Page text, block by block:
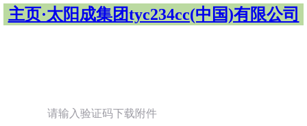
主页·太阳成集团tyc234cc(中国)有限公司
请输入验证码下载附件